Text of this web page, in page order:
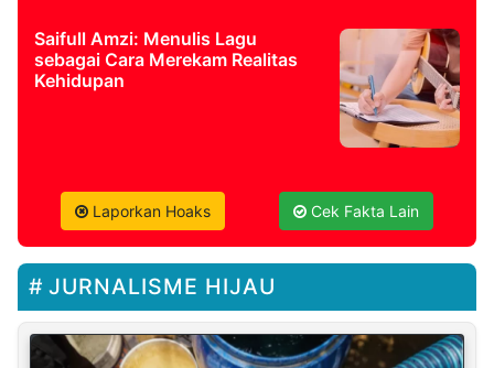
Saifull Amzi: Menulis Lagu
sebagai Cara Merekam Realitas
Kehidupan
Laporkan Hoaks Cek Fakta Lain
JURNALISME HIJAU